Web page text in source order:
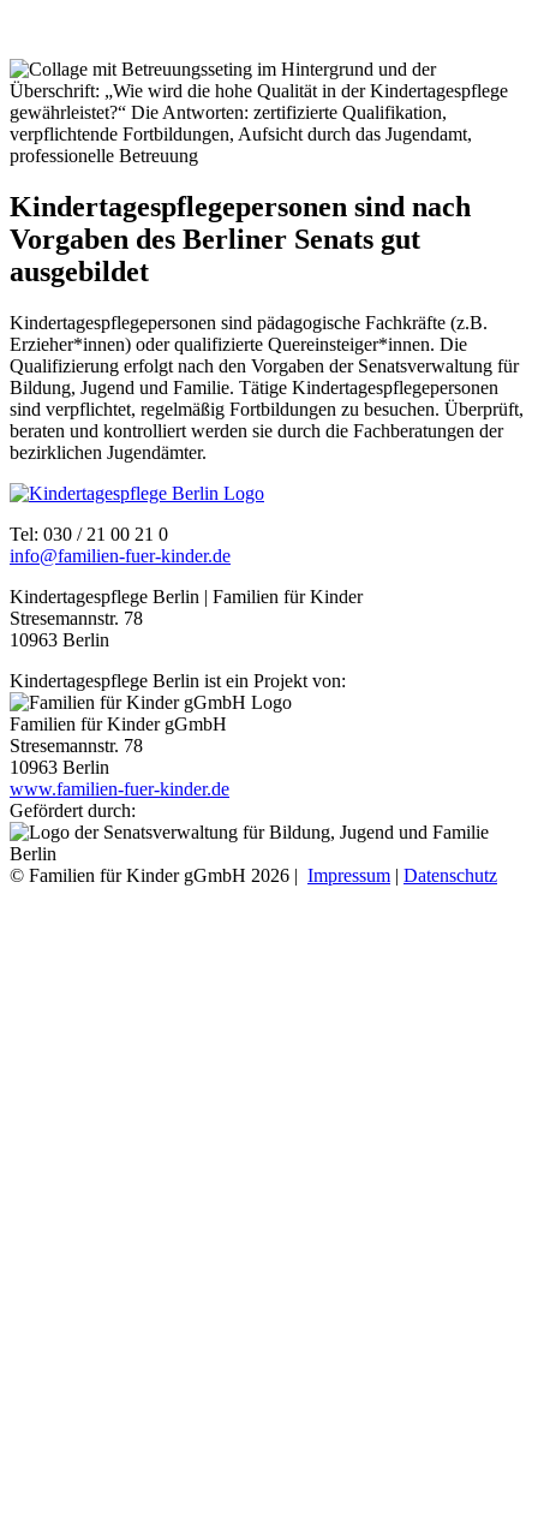
Kindertagespflegepersonen sind nach
Vorgaben des Berliner Senats gut
ausgebildet
Kindertagespflegepersonen sind pädagogische Fachkräfte (z.B.
Erzieher*innen) oder qualifizierte Quereinsteiger*innen. Die
Qualifizierung erfolgt nach den Vorgaben der Senatsverwaltung für
Bildung, Jugend und Familie. Tätige Kindertagespflegepersonen
sind verpflichtet, regelmäßig Fortbildungen zu besuchen. Überprüft,
beraten und kontrolliert werden sie durch die Fachberatungen der
bezirklichen Jugendämter.
Tel: 030 / 21 00 21 0
info@familien-fuer-kinder.de
Kindertagespflege Berlin | Familien für Kinder
Stresemannstr. 78
10963 Berlin
Kindertagespflege Berlin ist ein Projekt von:
Familien für Kinder gGmbH
Stresemannstr. 78
10963 Berlin
www.familien-fuer-kinder.de
Gefördert durch:
© Familien für Kinder gGmbH 2026 | Impressum | Datenschutz